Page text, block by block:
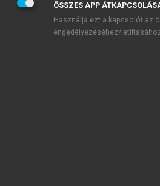
ÖSSZES APP
Használja ezt a kapcsolót az
engedélyezéséhez/